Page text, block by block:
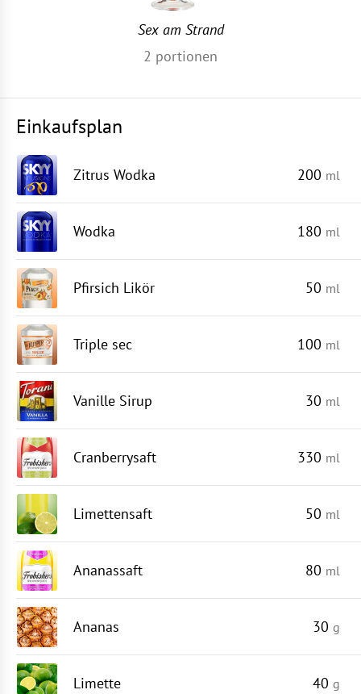
Sex am Strand
2 portionen
Einkaufsplan
Zitrus Wodka 200 ml
Wodka 180 ml
Pfirsich Likör 50 ml
Triple sec 100 ml
Vanille Sirup 30 ml
Cranberrysaft 330 ml
Limettensaft 50 ml
Ananassaft 80 ml
Ananas 30 g
Limette 40 g